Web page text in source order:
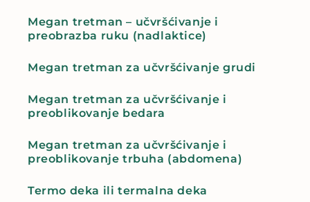
Megan tretman – učvršćivanje i
preobrazba ruku (nadlaktice)
Megan tretman za učvršćivanje grudi
Megan tretman za učvršćivanje i
preoblikovanje bedara
Megan tretman za učvršćivanje i
preoblikovanje trbuha (abdomena)
Termo deka ili termalna deka